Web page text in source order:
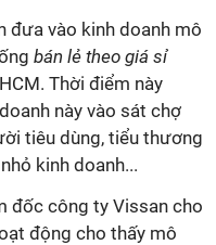
đưa vào kinh doanh mô
bán lẻ theo giá sỉ
Thời điểm này
này vào sát chợ
tiêu dùng, tiểu thương
kinh doanh...
đốc công ty Vissan cho
động cho thấy mô